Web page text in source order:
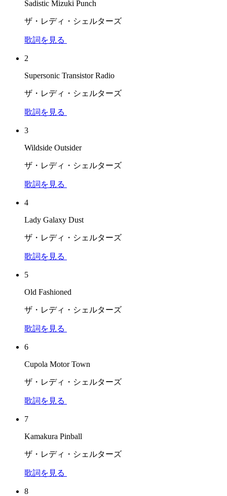
Sadistic Mizuki Punch
ザ・レディ・シェルターズ
歌詞を見る
2
Supersonic Transistor Radio
ザ・レディ・シェルターズ
歌詞を見る
3
Wildside Outsider
ザ・レディ・シェルターズ
歌詞を見る
4
Lady Galaxy Dust
ザ・レディ・シェルターズ
歌詞を見る
5
Old Fashioned
ザ・レディ・シェルターズ
歌詞を見る
6
Cupola Motor Town
ザ・レディ・シェルターズ
歌詞を見る
7
Kamakura Pinball
ザ・レディ・シェルターズ
歌詞を見る
8